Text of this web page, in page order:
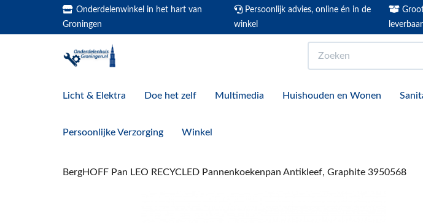
Onderdelenwinkel in het hart van
Groningen
Persoonlijk advies, online én in de
winkel
leverbaar
Licht & Elektra Doe het zelf Multimedia Huishouden en Wonen
Persoonlijke Verzorging Winkel
BergHOFF Pan LEO RECYCLED Pannenkoekenpan Antikleef, Graphite 3950568